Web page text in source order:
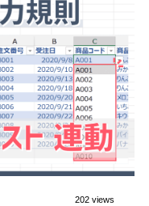
202 views